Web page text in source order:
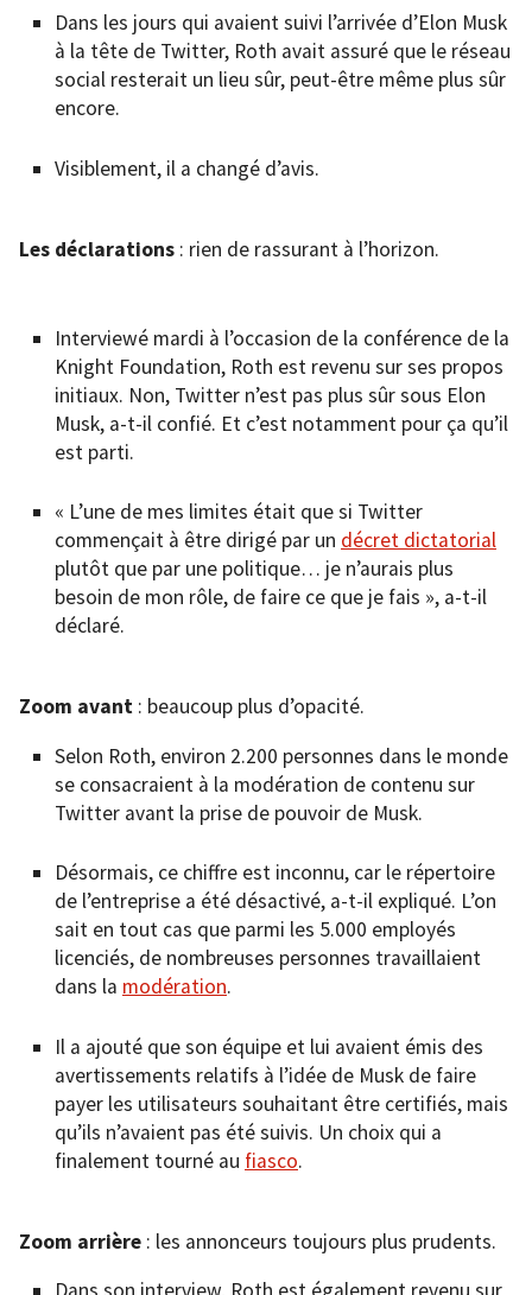
Dans les jours qui avaient suivi l’arrivée d’Elon Musk
à la tête de Twitter, Roth avait assuré que le réseau
social resterait un lieu sûr, peut-être même plus sûr
encore.
Visiblement, il a changé d’avis.
Les déclarations : rien de rassurant à l’horizon.
Interviewé mardi à l’occasion de la conférence de la
Knight Foundation, Roth est revenu sur ses propos
initiaux. Non, Twitter n’est pas plus sûr sous Elon
Musk, a-t-il confié. Et c’est notamment pour ça qu’il
est parti.
« L’une de mes limites était que si Twitter
commençait à être dirigé par un décret dictatorial
plutôt que par une politique… je n’aurais plus
besoin de mon rôle, de faire ce que je fais », a-t-il
déclaré.
Zoom avant : beaucoup plus d’opacité.
Selon Roth, environ 2.200 personnes dans le monde
se consacraient à la modération de contenu sur
Twitter avant la prise de pouvoir de Musk.
Désormais, ce chiffre est inconnu, car le répertoire
de l’entreprise a été désactivé, a-t-il expliqué. L’on
sait en tout cas que parmi les 5.000 employés
licenciés, de nombreuses personnes travaillaient
dans la modération.
Il a ajouté que son équipe et lui avaient émis des
avertissements relatifs à l’idée de Musk de faire
payer les utilisateurs souhaitant être certifiés, mais
qu’ils n’avaient pas été suivis. Un choix qui a
finalement tourné au fiasco.
Zoom arrière : les annonceurs toujours plus prudents.